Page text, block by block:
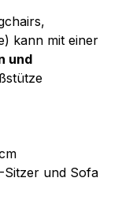
kann mit einer
und
Sitzer und Sofa